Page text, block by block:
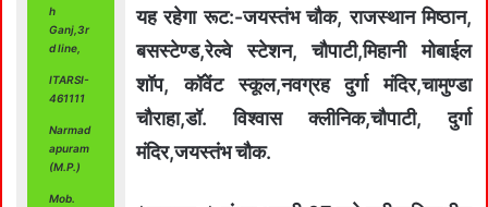
h
Ganj,3r
d line,
ITARSI-
461111
Narmad
apuram
(M.P.)
Mob.
यह रहेगा रूट:-जयस्तंभ चौक, राजस्थान मिष्ठान,
बसस्टेण्ड,रेल्वे स्टेशन, चौपाटी,मिहानी मोबाईल
शॉप, कॉवेंट स्कूल,नवग्रह दुर्गा मंदिर,चामुण्डा
चौराहा,डॉ. विश्वास क्लीनिक,चौपाटी, दुर्गा
मंदिर,जयस्तंभ चौक.